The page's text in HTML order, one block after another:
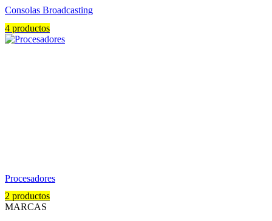
Consolas Broadcasting
4 productos
Procesadores
2 productos
MARCAS